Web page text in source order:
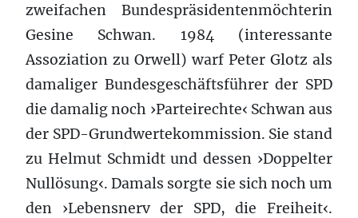
zweifachen Bundespräsidentenmöchterin
Gesine Schwan. 1984 (interessante
Assoziation zu Orwell) warf Peter Glotz als
damaliger Bundesgeschäftsführer der SPD
die damalig noch ›Parteirechte‹ Schwan aus
der SPD-Grundwertekommission. Sie stand
zu Helmut Schmidt und dessen ›Doppelter
Nullösung‹. Damals sorgte sie sich noch um
den ›Lebensnerv der SPD, die Freiheit‹.